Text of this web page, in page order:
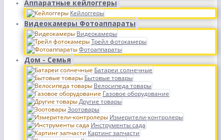
Аппаратные кейлоггеры
Кейлоггеры
Видеокамеры Фотоаппараты
Видеокамеры
Трейл фотокамеры
Фотоаппараты
Дом - Семья
Батареи солнечные
Бытовые товары
Велосипеда товары
Газовое оборудование
Другие товары
Зоотовары
Измерители-контролеры
Инструменты сада
Картинг запчасти